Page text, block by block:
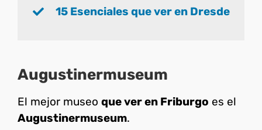
15 Esenciales que ver en Dresde
Augustinermuseum
El mejor museo que ver en Friburgo es el
Augustinermuseum.